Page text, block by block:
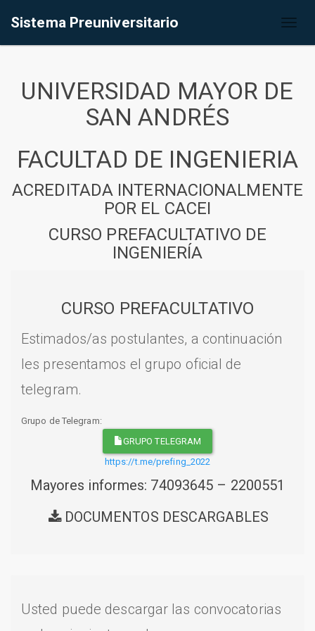
Sistema Preuniversitario
UNIVERSIDAD MAYOR DE
SAN ANDRÉS
FACULTAD DE INGENIERIA
ACREDITADA INTERNACIONALMENTE
POR EL CACEI
CURSO PREFACULTATIVO DE
INGENIERÍA
CURSO PREFACULTATIVO
Estimados/as postulantes, a continuación
les presentamos el grupo oficial de
telegram.
Grupo de Telegram:
GRUPO TELEGRAM
https://t.me/prefing_2022
Mayores informes: 74093645 – 2200551
DOCUMENTOS DESCARGABLES
Usted puede descargar las convocatorias